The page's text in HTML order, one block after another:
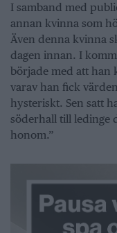
I samband med
annan kvinna som
Även denna kvinna
dagen innan. I
började med att han
varav han fick
hysteriskt. Sen satt
söderhall till ledinge
honom.”